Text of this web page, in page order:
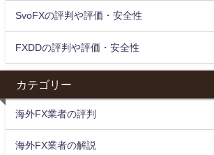
SvoFXの評判や評価・安全性
FXDDの評判や評価・安全性
カテゴリー
海外FX業者の評判
海外FX業者の解説